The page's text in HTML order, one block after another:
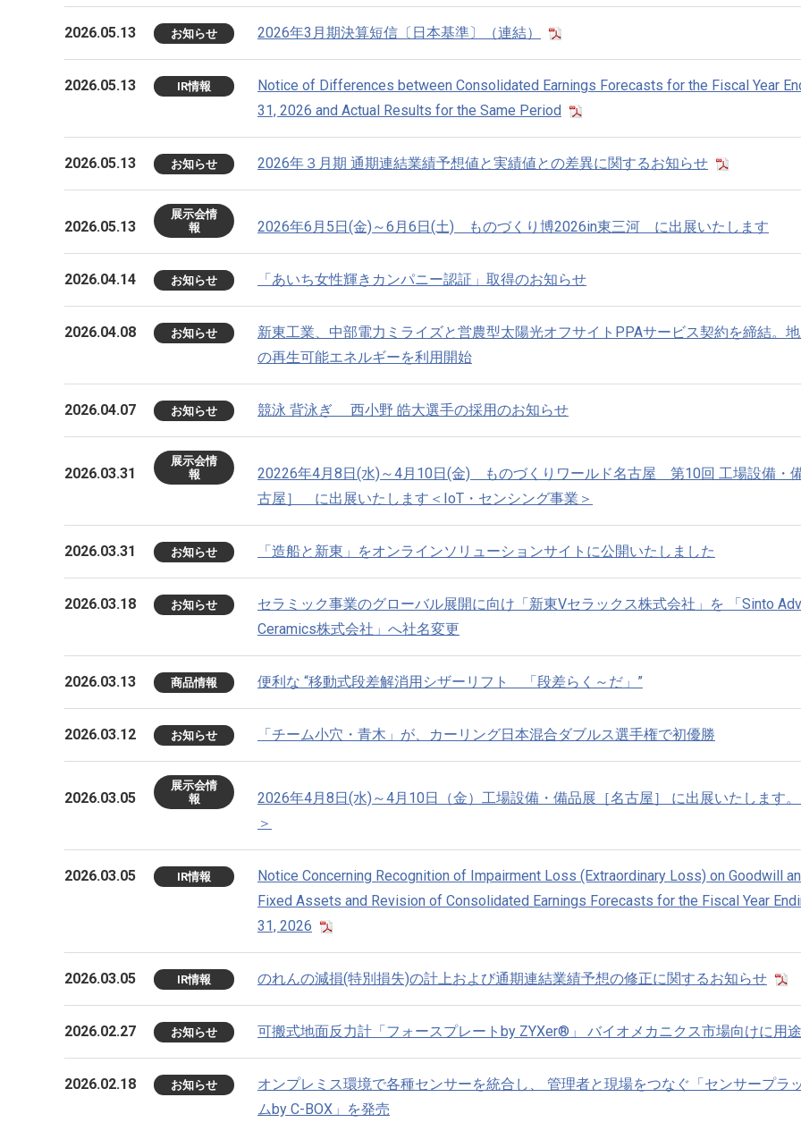
2026.05.13 お知らせ 2026年3月期決算短信〔日本基準〕（連結）
2026.05.13 IR情報
Notice of Differences between Consolidated Earnings Forecasts for the Fiscal Year
31, 2026 and Actual Results for the Same Period
2026.05.13 お知らせ 2026年３月期 通期連結業績予想値と実績値との差異に関するお知らせ
2026.05.13
展示会情
報
2026年6月5日(金)～6月6日(土) ものづくり博2026in東三河 に出展いたします
2026.04.14 お知らせ 「あいち女性輝きカンパニー認証」取得のお知らせ
2026.04.08 お知らせ
新東工業、中部電力ミライズと営農型太陽光オフサイトPPAサービス契約を締結。
の再生可能エネルギーを利用開始
2026.04.07 お知らせ 競泳 背泳ぎ 西小野 皓大選手の採用のお知らせ
2026.03.31
展示会情
報
20226年4月8日(水)～4月10日(金) ものづくりワールド名古屋 第10回 工場設備・
古屋］ に出展いたします＜IoT・センシング事業＞
2026.03.31 お知らせ 「造船と新東」をオンラインソリューションサイトに公開いたしました
2026.03.18 お知らせ
セラミック事業のグローバル展開に向け「新東Vセラックス株式会社」を 「Sinto
Ceramics株式会社」へ社名変更
2026.03.13 商品情報 便利な “移動式段差解消用シザーリフト 「段差らく～だ」”
2026.03.12 お知らせ 「チーム小穴・青木」が、カーリング日本混合ダブルス選手権で初優勝
2026.03.05
展示会情
報
2026年4月8日(水)～4月10日（金）工場設備・備品展［名古屋］ に出展いたします
＞
2026.03.05 IR情報
Notice Concerning Recognition of Impairment Loss (Extraordinary Loss) on Goodwill
Fixed Assets and Revision of Consolidated Earnings Forecasts for the Fiscal Year
31, 2026
2026.03.05 IR情報 のれんの減損(特別損失)の計上および通期連結業績予想の修正に関するお知らせ
2026.02.27 お知らせ 可搬式地面反力計「フォースプレートby ZYXer®」 バイオメカニクス市場向けに用
2026.02.18 お知らせ
オンプレミス環境で各種センサーを統合し、 管理者と現場をつなぐ「センサープラ
ムby C-BOX」を発売